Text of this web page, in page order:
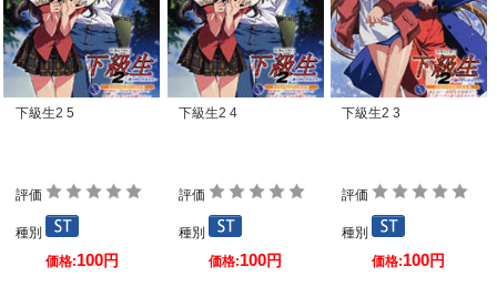
下級生2 5
評価
種別
価格:100円
下級生2 4
評価
種別
価格:100 円
下級生2 3
評価
種別
価格:100 円